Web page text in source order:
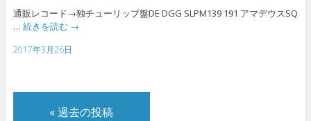
通販レコード→独チューリップ盤DE DGG SLPM139 191 アマデウスSQ
… 続きを読む →
2017年3月26日
«過去の投稿